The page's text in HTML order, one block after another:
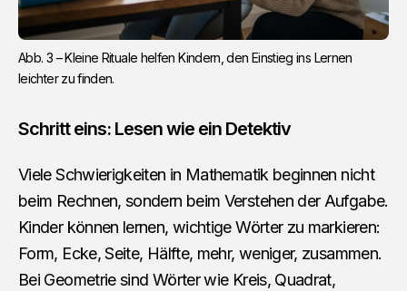
Abb. 3 – Kleine Rituale helfen Kindern, den Einstieg ins Lernen
leichter zu finden.
Schritt eins: Lesen wie ein Detektiv
Viele Schwierigkeiten in Mathematik beginnen nicht
beim Rechnen, sondern beim Verstehen der Aufgabe.
Kinder können lernen, wichtige Wörter zu markieren:
Form, Ecke, Seite, Hälfte, mehr, weniger, zusammen.
Bei Geometrie sind Wörter wie Kreis, Quadrat,